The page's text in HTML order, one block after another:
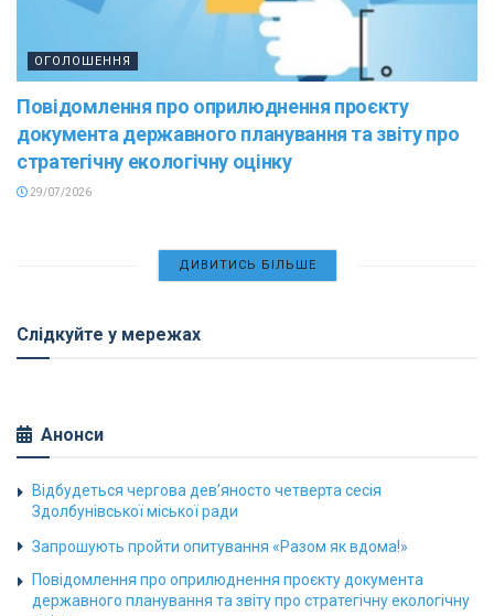
ОГОЛОШЕННЯ
Повідомлення про оприлюднення проєкту
документа державного планування та звіту про
стратегічну екологічну оцінку
29/07/2026
ДИВИТИСЬ БІЛЬШЕ
Слідкуйте у мережах
Анонси
Відбудеться чергова дев’яносто четверта сесія
Здолбунівської міської ради
Запрошують пройти опитування «Разом як вдома!»
Повідомлення про оприлюднення проєкту документа
державного планування та звіту про стратегічну екологічну